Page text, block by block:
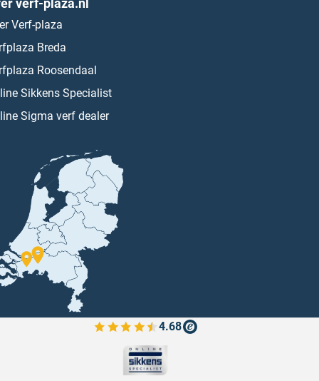
verf-plaza.nl
Verf-plaza
Breda
Roosendaal
Sikkens Specialist
Sigma verf dealer
4.68
Bekijk de verfplaza beoordelingen